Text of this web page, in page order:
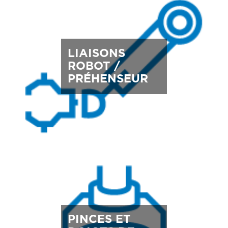
LIAISONS
ROBOT /
PRÉHENSEUR
PINCES ET